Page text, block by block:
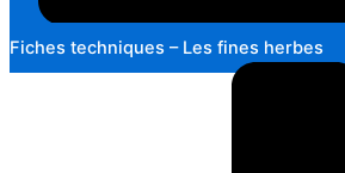
Fiches techniques – Les fines herbes